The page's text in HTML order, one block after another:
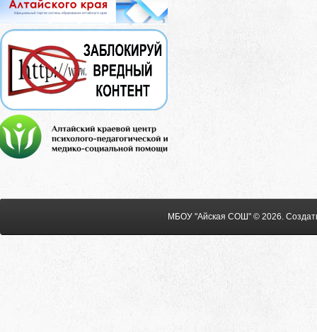
МБОУ "Айская СОШ" © 2026.